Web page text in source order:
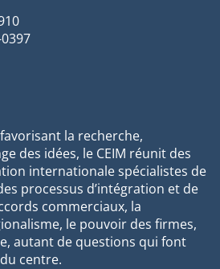
la recherche,
des idées, le CEIM réunit des
internationale spécialistes de
processus d’intégration et de
commerciaux, la
le pouvoir des firmes,
autant de questions qui font
centre.